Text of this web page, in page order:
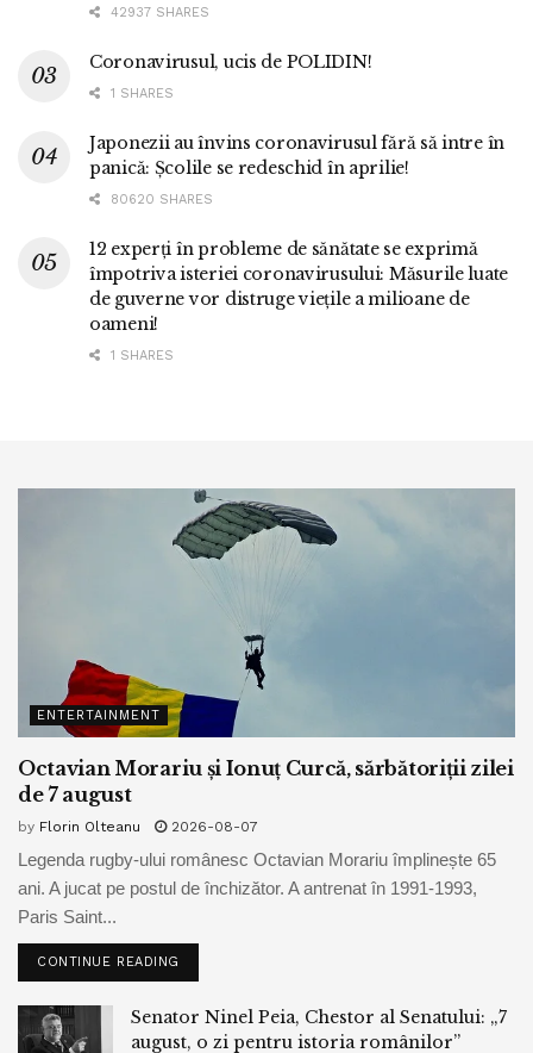
42937 SHARES
Coronavirusul, ucis de POLIDIN!
1 SHARES
Japonezii au învins coronavirusul fără să intre în
panică: Școlile se redeschid în aprilie!
80620 SHARES
12 experți în probleme de sănătate se exprimă
împotriva isteriei coronavirusului: Măsurile luate
de guverne vor distruge viețile a milioane de
oameni!
1 SHARES
ENTERTAINMENT
Octavian Morariu și Ionuț Curcă, sărbătoriții zilei
de 7 august
by Florin Olteanu 2026-08-07
Legenda rugby-ului românesc Octavian Morariu împlinește 65
ani. A jucat pe postul de închizător. A antrenat în 1991-1993,
Paris Saint...
CONTINUE READING
Senator Ninel Peia, Chestor al Senatului: „7
august, o zi pentru istoria românilor”